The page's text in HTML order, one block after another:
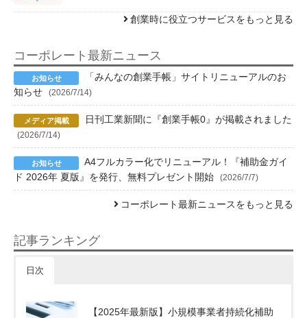
創業時に役立つサービスをもっと見る
コーポレート最新ニュース
「みんなの創業手帳」サイトリニューアルのお
知らせ
(2026/7/14)
日刊工業新聞に『創業手帳0』が掲載されました
(2026/7/14)
A4フルカラー化でリニューアル！『補助金ガイ
ド 2026年 夏版』を発行、無料プレゼント開始
(2026/7/7)
コーポレート最新ニュースをもっと見る
記事ランキング
日次
【2025年最新版】小規模事業者持続化補助